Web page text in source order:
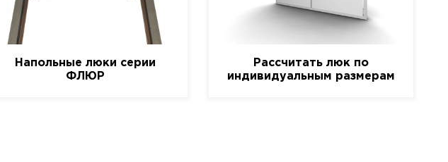
Напольные люки серии
ФЛЮР
Рассчитать люк по
индивидуальным размерам